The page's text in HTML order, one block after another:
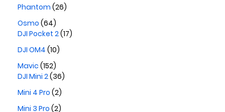
Phantom (26)
Osmo (64)
DJI Pocket 2(17)
DJI OM4 (10)
Mavic (152)
DJI Mini 2(36)
Mini 4 Pro (2)
Mini 3 Pro (2)